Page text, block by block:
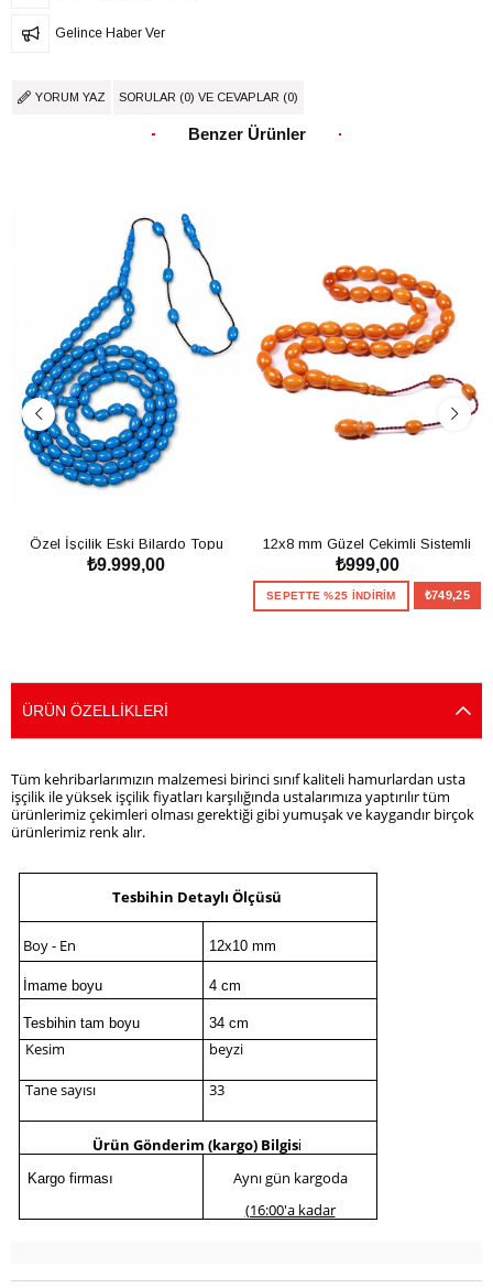
Gelince Haber Ver
YORUM YAZ SORULAR (0) VE CEVAPLAR (0)
Benzer Ürünler
Özel İşçilik Eski Bilardo Topu
99'luk Tesbih
₺9.999,00
12x8 mm Güzel Çekimli Sistemli
Sıkma Kehribar Tesbih
₺999,00
SEPETTE %25 İNDİRİM ₺749,25
ÜRÜN ÖZELLIKLERI
Tüm kehribarlarımızın malzemesi birinci sınıf kaliteli hamurlardan usta
işçilik ile yüksek işçilik fiyatları karşılığında ustalarımıza yaptırılır tüm
ürünlerimiz çekimleri olması gerektiği gibi yumuşak ve kaygandır birçok
ürünlerimiz renk alır.
Tesbihin Detaylı Ölçüsü
Boy - En 12x10 mm
İmame boyu 4 cm
Tesbihin tam boyu 34 cm
Kesim beyzi
Tane sayısı 33
Ürün Gönderim (kargo) Bilgisi
Kargo firması
Aynı gün kargoda
(16:00'a kadar